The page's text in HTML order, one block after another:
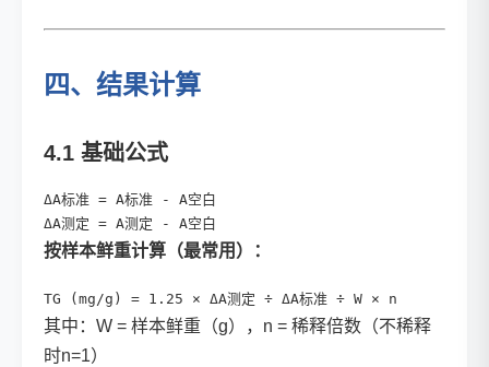
四、结果计算
4.1 基础公式
ΔA标准 = A标准 - A空白
ΔA测定 = A测定 - A空白
按样本鲜重计算（最常用）：
TG (mg/g) = 1.25 × ΔA测定 ÷ ΔA标准 ÷ W × n
其中：W = 样本鲜重（g），n = 稀释倍数（不稀释
时n=1）